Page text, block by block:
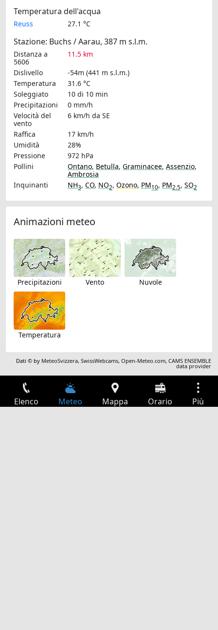
Temperatura dell'acqua
Reuss 27.1 °C
Stazione: Buchs / Aarau, 387 m s.l.m.
Distanza a
5606
11.5 km
Dislivello
-54m (441 m s.l.m.)
Temperatura
31.6 °C
Soleggiato
10 di 10 min
Precipitazioni
0 mm/h
Velocità del
vento
6 km/h da SE
Raffica
17 km/h
Umidità
28%
Pressione
972 hPa
Pollini
Ontano, Betulla, Graminacee, Assenzio,
Ambrosia
Inquinanti
NH3, CO, NO2, Ozono, PM10, PM2.5, SO2
Animazioni meteo
Precipitazioni Vento Nuvole
Temperatura
Dati © by MeteoSvizzera,SwissWebcams,Open-Meteo.com,CAMS ENSEMBLE
data provider
Elenco Meteo Mappa Orario Più